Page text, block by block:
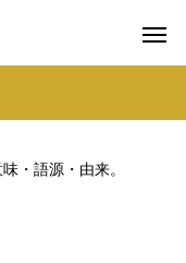
・語源・由来。